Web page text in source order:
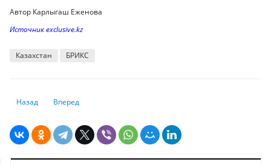
Автор Карлыгаш Еженова
Источник exclusive.kz
Казахстан БРИКС
Предыдущий: В 2024 году бюджет может недополучить 3,1 трлн тенге
Назад Следующий: Новые автомобили отечественной сборки
Вперед